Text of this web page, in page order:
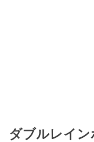
ダブルレイ